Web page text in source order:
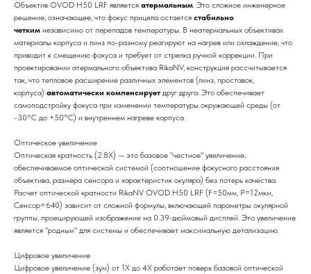
Объектив OVOD H50 LRF является атермальным. Это сложное инженерное
решение, означающее, что фокус прицела остается стабильно
четким независимо от перепадов температуры. В неатермальных объективах
материалы корпуса и линз по-разному реагируют на нагрев или охлаждение, что
приводит к смещению фокуса и требует от стрелка ручной коррекции. При
проектировании атермального объектива RikaNV, конструкция рассчитывается
так, что тепловое расширение различных элементов (линз, проставок,
корпуса) автоматически компенсирует друг друга. Это обеспечивает
самоподстройку фокуса при изменении температуры окружающей среды (от
-30°C до +50°C) и внутреннем нагреве корпуса.
Оптическое увеличение
Оптическая кратность (2.8X) — это базовое "честное" увеличение,
обеспечиваемое оптической системой (соотношение фокусного расстояния
объектива, размера сенсора и характеристик окуляра) без потерь качества.
Расчет оптической кратности RikaNV OVOD H50 LRF (F=50мм, P=12мкм,
Сенсор=640) зависит от сложной формулы, включающей параметры окулярной
группы, проецирующей изображение на 0.39-дюймовый дисплей. Это увеличение
является "родным" для системы и обеспечивает максимальную детализацию.
Цифровое увеличение
Цифровое увеличение (зум) от 1X до 4X работает поверх базовой оптической